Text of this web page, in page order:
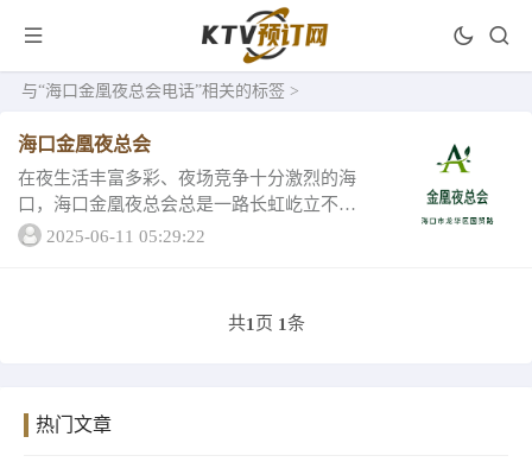
与“海口金凰夜总会电话”相关的标签 >
海口金凰夜总会
在夜生活丰富多彩、夜场竞争十分激烈的海
口，海口金凰夜总会总是一路长虹屹立不
倒，多样化吸引了无数顾客。想知道金凰夜
2025-06-11 05:29:22
共1 页 1条
热门文章